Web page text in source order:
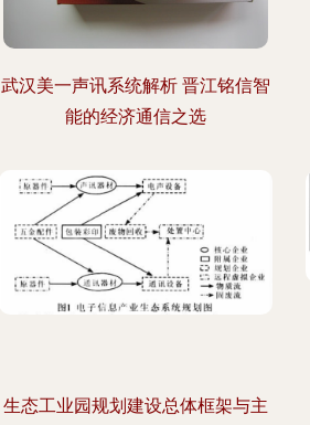
武汉美一声讯系统解析 晋江铭信智
能的经济通信之选
生态工业园规划建设总体框架与主